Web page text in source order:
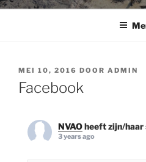
GEPLAATST
OP
MEI 10, 2016 DOOR ADMIN
Facebook
NVAOheeft zijn/
3 years ago